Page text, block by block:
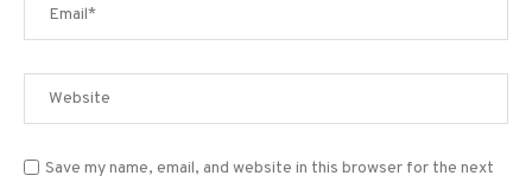
time I comment.